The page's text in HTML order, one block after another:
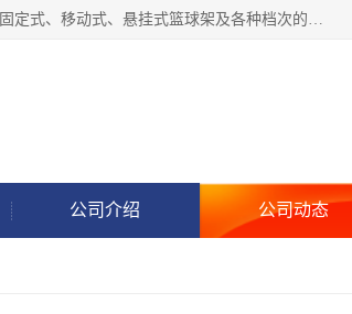
公司主做室内体育场馆木地板翻新，生产电动、手动液压篮球架，仿液压篮球架，固定式、移动式、悬挂式篮球架及各种档次的篮球板，乒乓球台、网球柱、排球柱、羽毛球柱、足球门，各种体操、田径器材等体育器材。
公司介绍 公司动态